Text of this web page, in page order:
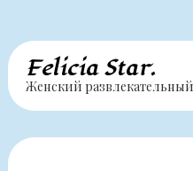
Перейти
содержимому
Felicia Star.
Женский